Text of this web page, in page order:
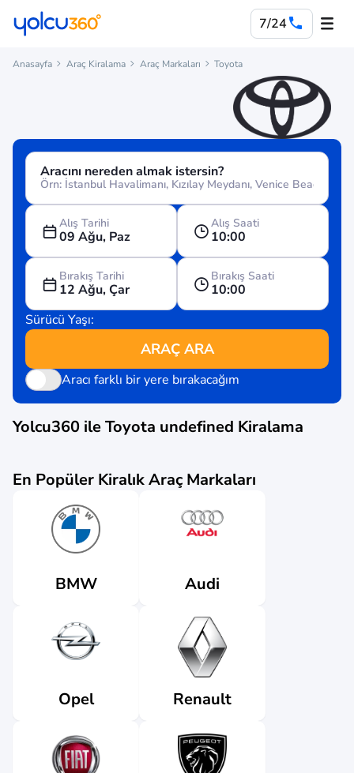
7/24
Anasayfa Araç Kiralama Araç Markaları Toyota
Aracını nereden almak istersin?
Alış Tarihi
09 Ağu, Paz
Alış Saati
10:00
Bırakış Tarihi
12 Ağu, Çar
Bırakış Saati
10:00
Sürücü Yaşı:
ARAÇ ARA
Aracı farklı bir yere bırakacağım
Yolcu360 ileToyota undefined Kiralama
En Popüler Kiralık Araç Markaları
BMW Audi
Opel Renault